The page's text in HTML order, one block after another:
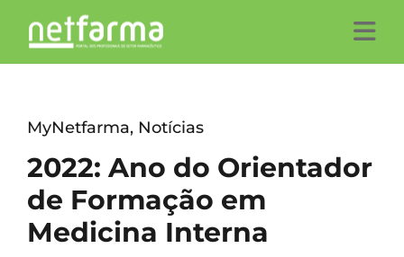
MyNetfarma, Notícias
2022: Ano do Orientador
de Formação em
Medicina Interna